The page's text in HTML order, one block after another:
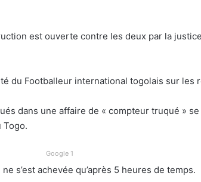
est ouverte contre les deux par la
du Footballeur international togolais sur les
dans une affaire de « compteur truqué »
Togo.
Google 1
s’est achevée qu’après 5 heures de temps.